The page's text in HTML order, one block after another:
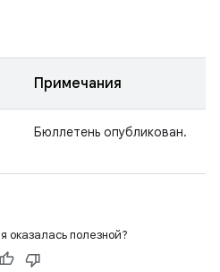
Примечания
Бюллетень опубликован.
оказалась полезной?